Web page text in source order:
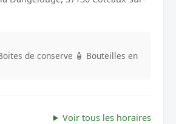
de conserve 🧴 Bouteilles en
Voir tous les horaires